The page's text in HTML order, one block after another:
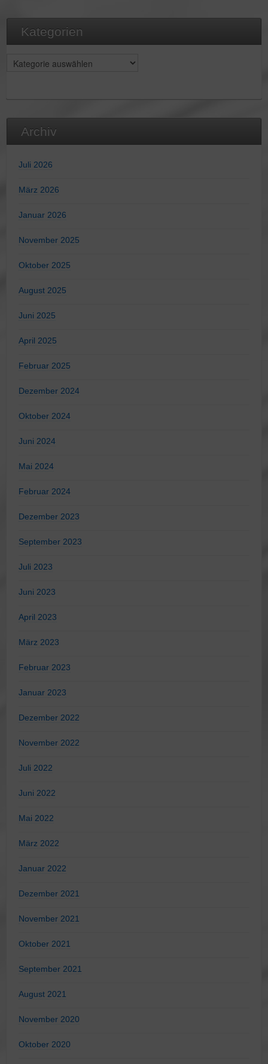
Kategorien
Kategorien
Archiv
Juli 2026
März 2026
Januar 2026
November 2025
Oktober 2025
August 2025
Juni 2025
April 2025
Februar 2025
Dezember 2024
Oktober 2024
Juni 2024
Mai 2024
Februar 2024
Dezember 2023
September 2023
Juli 2023
Juni 2023
April 2023
März 2023
Februar 2023
Januar 2023
Dezember 2022
November 2022
Juli 2022
Juni 2022
Mai 2022
März 2022
Januar 2022
Dezember 2021
November 2021
Oktober 2021
September 2021
August 2021
November 2020
Oktober 2020